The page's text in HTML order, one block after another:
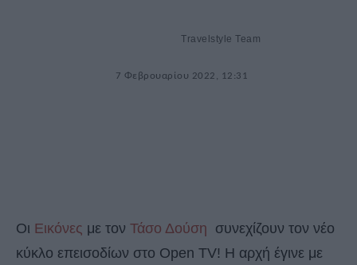
Travelstyle Team
7 Φεβρουαρίου 2022, 12:31
Οι Εικόνες με τον Τάσο Δούση συνεχίζουν τον νέο
κύκλο επεισοδίων στο Open TV! Η αρχή έγινε με